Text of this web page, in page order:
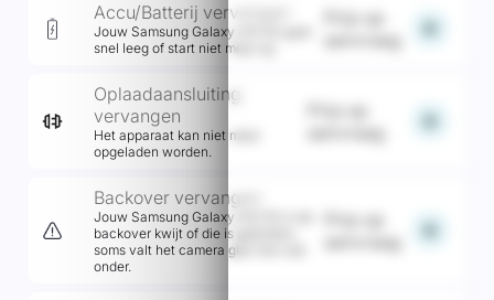
Accu/Batterij vervangen
Jouw Samsung Galaxy A15 5G gaat
snel leeg of start niet meer op.
aanvraag
add
Oplaadaansluiting
vervangen
Het apparaat kan niet meer
opgeladen worden.
aanvraag
add
Backover vervangen
Jouw Samsung Galaxy A15 5G is de
backover kwijt of die is gebroken,
soms valt het camera glas hier ook
onder.
aanvraag
add